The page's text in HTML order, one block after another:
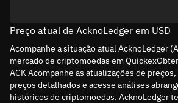
Preço atual de AcknoLedger em USD
Acompanhe a situação atual AcknoLedger
mercado de criptomoedas em
ACK Acompanhe as atualizações de
preços detalhados e acesse análises
históricos de criptomoedas. AcknoLedger